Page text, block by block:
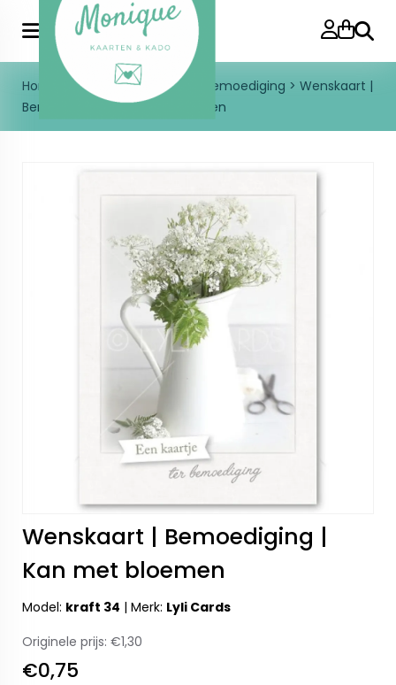
Home Kaarten>Sterkte en bemoediging > Wenskaart |
Bemoediging | Kan met bloemen
Wenskaart | Bemoediging |
Kan met bloemen
Model: kraft 34 | Merk: Lyli Cards
Originele prijs: €1,30
€0,75